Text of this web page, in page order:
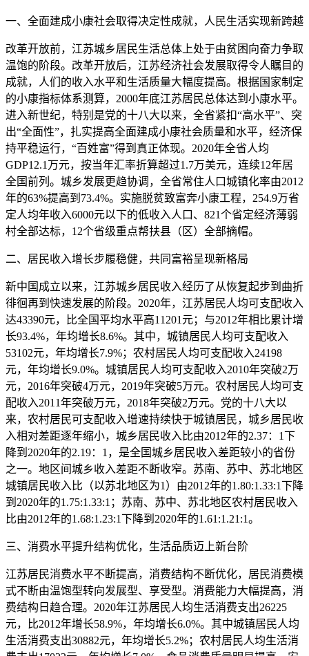
一、全面建成小康社会取得决定性成就，人民生活实现新跨越
改革开放前，江苏城乡居民生活总体上处于由贫困向奋力争取
温饱的阶段。改革开放后，江苏经济社会发展取得令人瞩目的
成就，人们的收入水平和生活质量大幅度提高。根据国家制定
的小康指标体系测算，2000年底江苏居民总体达到小康水平。
进入新世纪，特别是党的十八大以来，全省紧扣“高水平”、突
出“全面性”，扎实提高全面建成小康社会质量和水平，经济保
持平稳运行，“百姓富”得到真正体现。2020年全省人均
GDP12.1万元，按当年汇率折算超过1.7万美元，连续12年居
全国前列。城乡发展更趋协调，全省常住人口城镇化率由2012
年的63%提高到73.4%。实施脱贫致富奔小康工程，254.9万省
定人均年收入6000元以下的低收入人口、821个省定经济薄弱
村全部达标，12个省级重点帮扶县（区）全部摘帽。
二、居民收入增长步履稳健，共同富裕呈现新格局
新中国成立以来，江苏城乡居民收入经历了从恢复起步到曲折
徘徊再到快速发展的阶段。2020年，江苏居民人均可支配收入
达43390元，比全国平均水平高11201元；与2012年相比累计增
长93.4%，年均增长8.6%。其中，城镇居民人均可支配收入
53102元，年均增长7.9%；农村居民人均可支配收入24198
元，年均增长9.0%。城镇居民人均可支配收入2010年突破2万
元，2016年突破4万元，2019年突破5万元。农村居民人均可支
配收入2011年突破万元，2018年突破2万元。党的十八大以
来，农村居民可支配收入增速持续快于城镇居民，城乡居民收
入相对差距逐年缩小，城乡居民收入比由2012年的2.37：1下
降到2020年的2.19：1，是全国城乡居民收入差距较小的省份
之一。地区间城乡收入差距不断收窄。苏南、苏中、苏北地区
城镇居民收入比（以苏北地区为1）由2012年的1.80:1.33:1下降
到2020年的1.75:1.33:1；苏南、苏中、苏北地区农村居民收入
比由2012年的1.68:1.23:1下降到2020年的1.61:1.21:1。
三、消费水平提升结构优化，生活品质迈上新台阶
江苏居民消费水平不断提高，消费结构不断优化，居民消费模
式不断由温饱型转向发展型、享受型。消费能力大幅提高，消
费结构日趋合理。2020年江苏居民人均生活消费支出26225
元，比2012年增长58.9%，年均增长6.0%。其中城镇居民人均
生活消费支出30882元，年均增长5.2%；农村居民人均生活消